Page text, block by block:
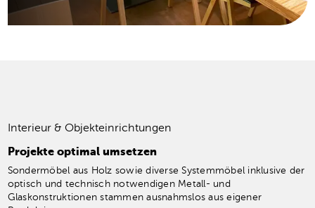
Interieur & Objekteinrichtungen
Projekte optimal umsetzen
Sondermöbel aus Holz sowie diverse Systemmöbel inklusive der
optisch und technisch notwendigen Metall- und
Glaskonstruktionen stammen ausnahmslos aus eigener